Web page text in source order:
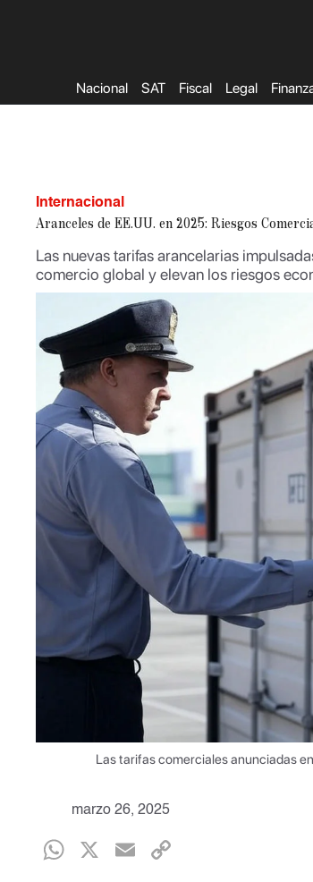
Nacional SAT Fiscal Legal
Internacional
Aranceles de EE.UU. en 2025: Riesgos
Las nuevas tarifas arancelarias
comercio global y elevan los riesgos
Las tarifas comerciales anunciadas
marzo 26, 2025
W
X
E